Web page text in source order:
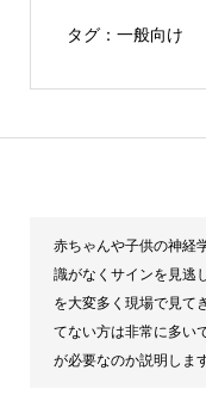
タグ： 一般向け
赤ちゃんや子供の神経
識がなくサインを見逃
を大変多く現場で見て
てない方は非常に多い
が必要なのか説明します